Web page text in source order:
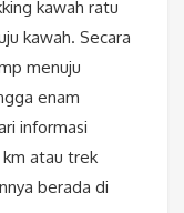
kawah ratu
kawah. Secara
menuju
enam
informasi
atau trek
berada di